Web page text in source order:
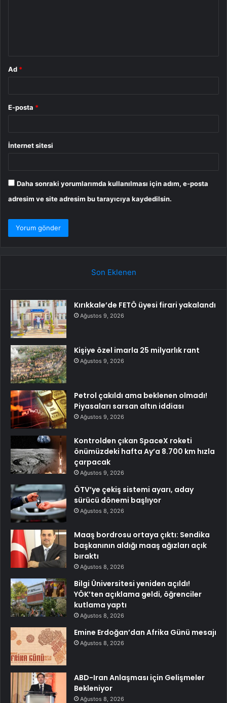
Ad *
E-posta *
İnternet sitesi
Daha sonraki yorumlarımda kullanılması için adım, e-posta
adresim ve site adresim bu tarayıcıya kaydedilsin.
Son Eklenen
Kırıkkale’de FETÖ üyesi firari yakalandı
Ağustos 9, 2026
Kişiye özel imarla 25 milyarlık rant
Ağustos 9, 2026
Petrol çakıldı ama beklenen olmadı!
Piyasaları sarsan altın iddiası
Ağustos 9, 2026
Kontrolden çıkan SpaceX roketi
önümüzdeki hafta Ay’a 8.700 km hızla
çarpacak
Ağustos 9, 2026
ÖTV’ye çekiş sistemi ayarı, aday
sürücü dönemi başlıyor
Ağustos 8, 2026
Maaş bordrosu ortaya çıktı: Sendika
başkanının aldığı maaş ağızları açık
bıraktı
Ağustos 8, 2026
Bilgi Üniversitesi yeniden açıldı!
YÖK’ten açıklama geldi, öğrenciler
kutlama yaptı
Ağustos 8, 2026
Emine Erdoğan’dan Afrika Günü mesajı
Ağustos 8, 2026
ABD-Iran Anlaşması için Gelişmeler
Bekleniyor
Ağustos 8, 2026